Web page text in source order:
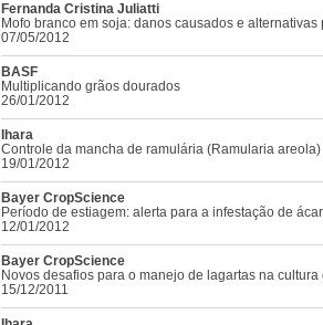
Fernanda Cristina Juliatti
Mofo branco em soja: danos causados e
07/05/2012
BASF
Multiplicando grãos dourados
26/01/2012
Ihara
Controle da mancha de ramulária (Ramularia
19/01/2012
Bayer CropScience
Período de estiagem: alerta para a infestação de
12/01/2012
Bayer CropScience
Novos desafios para o manejo de lagartas na cultura
15/12/2011